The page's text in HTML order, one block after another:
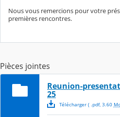
Nous vous remercions pour votre
premières rencontres.
Pièces jointes
Reunion-
25
Télécharger( .pdf, 3.60